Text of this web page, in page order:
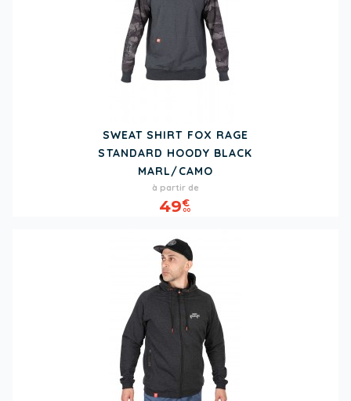
SWEAT SHIRT FOX RAGE
STANDARD HOODY BLACK
MARL/CAMO
Prix
à partir de
49€
00